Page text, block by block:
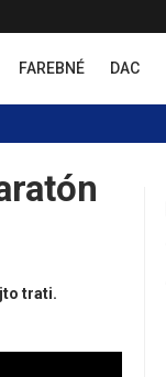
FAREBNÉ DAC
trati.